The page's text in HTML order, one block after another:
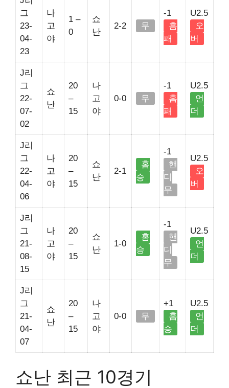
그
23-
04-
23
나
고
야
1 –
0
쇼
난
2-2 무
-1
홈
패
U2.5
오
버
J리
그
22-
07-
02
쇼
난
20
–
15
나
고
야
0-0 무
-1
홈
패
U2.5
언
더
J리
그
22-
04-
06
나
고
야
20
–
15
쇼
난
2-1
홈
승
-1
핸
디
무
U2.5
오
버
J리
그
21-
08-
15
나
고
야
20
–
15
쇼
난
1-0
홈
승
-1
핸
디
무
U2.5
언
더
J리
그
21-
04-
07
쇼
난
20
–
15
나
고
야
0-0 무
+1
홈
승
U2.5
언
더
쇼난 최근 10경기